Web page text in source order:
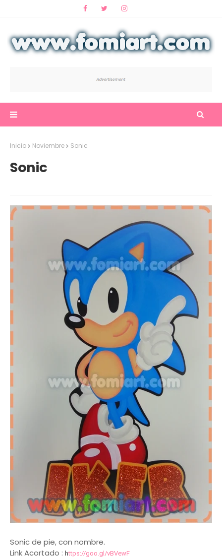
Inicio Noviembre Sonic
Sonic
Sonic de pie, con nombre.
Link Acortado : https://goo.gl/vBVewF